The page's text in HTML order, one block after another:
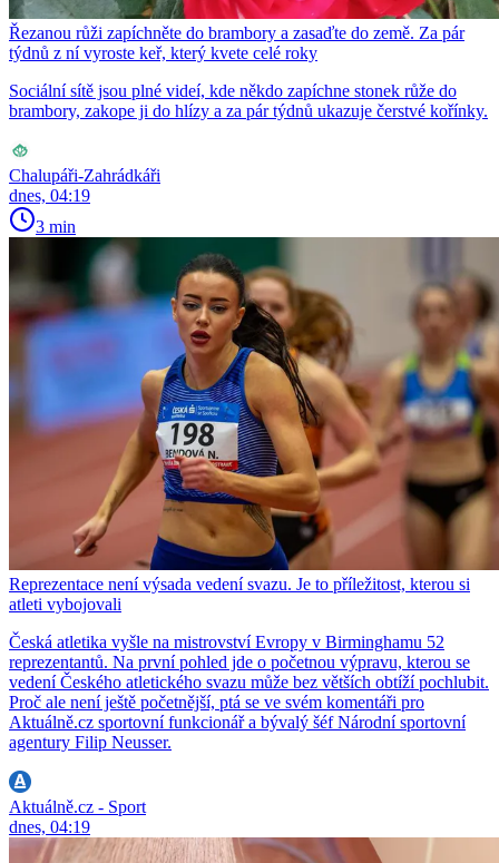
Řezanou růži zapíchněte do brambory a zasaďte do země. Za pár
týdnů z ní vyroste keř, který kvete celé roky
Sociální sítě jsou plné videí, kde někdo zapíchne stonek růže do
brambory, zakope ji do hlízy a za pár týdnů ukazuje čerstvé kořínky.
Chalupáři-Zahrádkáři
dnes, 04:19
3 min
Reprezentace není výsada vedení svazu. Je to příležitost, kterou si
atleti vybojovali
Česká atletika vyšle na mistrovství Evropy v Birminghamu 52
reprezentantů. Na první pohled jde o početnou výpravu, kterou se
vedení Českého atletického svazu může bez větších obtíží pochlubit.
Proč ale není ještě početnější, ptá se ve svém komentáři pro
Aktuálně.cz sportovní funkcionář a bývalý šéf Národní sportovní
agentury Filip Neusser.
Aktuálně.cz - Sport
dnes, 04:19